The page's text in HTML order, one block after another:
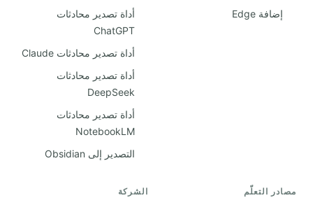
إضافة Edge
أداة تصدير محادثات
ChatGPT
أداة تصدير محادثات Claude
أداة تصدير محادثات
DeepSeek
أداة تصدير محادثات
NotebookLM
التصدير إلى Obsidian
مصادر التعلّم الشركة